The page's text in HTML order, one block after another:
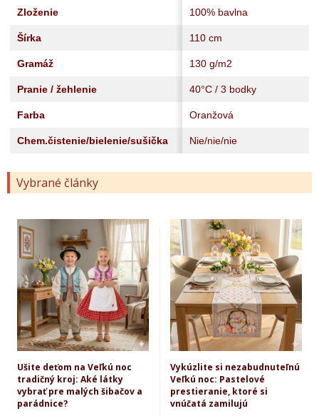
Zloženie 100% bavlna
Šírka 110 cm
Gramáž 130 g/m2
Pranie / žehlenie 40°C / 3 bodky
Farba Oranžová
Chem.čistenie/bielenie/sušička Nie/nie/nie
Vybrané články
Ušite deťom na Veľkú noc
tradičný kroj: Aké látky
vybrať pre malých šibačov a
parádnice?
Vykúzlite si nezabudnuteľnú
Veľkú noc: Pastelové
prestieranie, ktoré si
vnúčatá zamilujú